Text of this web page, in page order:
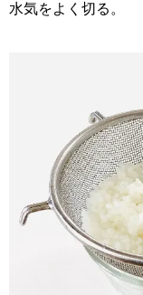
水気をよく切る。